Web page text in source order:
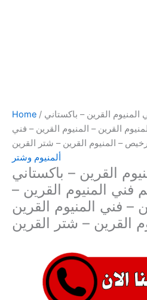
Home / المنيوم القرين – باكستاني
المنيوم القرين – المنيوم القرين – فني
رخيص – المنيوم القرين – شتر القرين
ألمنيوم وشتر
القرين – باكستاني
– رقم فني المنيوم القرين –
– فني المنيوم القرين
القرين – شتر القرين